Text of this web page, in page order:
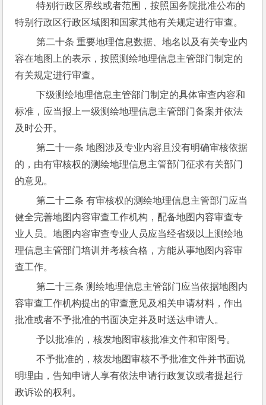
特别行政区界线或者范围，按照国务院批准公布的
特别行政区行政区域图和国家其他有关规定进行审查。
第二十条 重要地理信息数据、地名以及有关专业内
容在地图上的表示，按照测绘地理信息主管部门制定的
有关规定进行审查。
下级测绘地理信息主管部门制定的具体审查内容和
标准，应当报上一级测绘地理信息主管部门备案并依法
及时公开。
第二十一条 地图涉及专业内容且没有明确审核依据
的，由有审核权的测绘地理信息主管部门征求有关部门
的意见。
第二十二条 有审核权的测绘地理信息主管部门应当
健全完善地图内容审查工作机构，配备地图内容审查专
业人员。地图内容审查专业人员应当经省级以上测绘地
理信息主管部门培训并考核合格，方能从事地图内容审
查工作。
第二十三条 测绘地理信息主管部门应当依据地图内
容审查工作机构提出的审查意见及相关申请材料，作出
批准或者不予批准的书面决定并及时送达申请人。
予以批准的，核发地图审核批准文件和审图号。
不予批准的，核发地图审核不予批准文件并书面说
明理由，告知申请人享有依法申请行政复议或者提起行
政诉讼的权利。